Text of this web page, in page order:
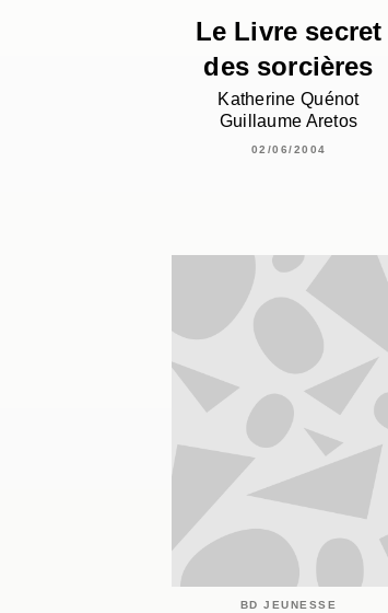
Le Livre secret
des sorcières
Katherine Quénot
Guillaume Aretos
02/06/2004
BD JEUNESSE